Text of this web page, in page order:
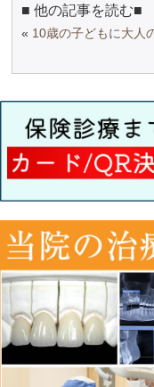
■ 他の記事を読む■
« 10歳の子どもに大人